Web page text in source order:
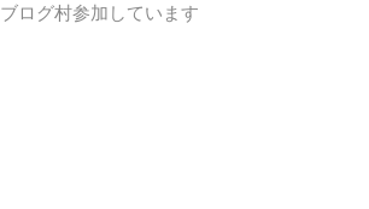
ブログ村参加しています